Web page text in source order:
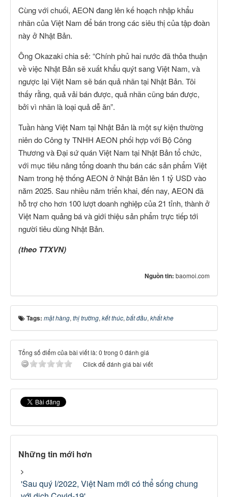
Cùng với chuối, AEON đang lên kế hoạch nhập khẩu
nhãn của Việt Nam để bán trong các siêu thị của tập đoàn
này ở Nhật Bản.
Ông Okazaki chia sẻ: “Chính phủ hai nước đã thỏa thuận
về việc Nhật Bản sẽ xuất khẩu quýt sang Việt Nam, và
ngược lại Việt Nam sẽ bán quả nhãn tại Nhật Bản. Tôi
thấy rằng, quả vải bán được, quả nhãn cũng bán được,
bởi vì nhãn là loại quả dễ ăn”.
Tuần hàng Việt Nam tại Nhật Bản là một sự kiện thường
niên do Công ty TNHH AEON phối hợp với Bộ Công
Thương và Đại sứ quán Việt Nam tại Nhật Bản tổ chức,
với mục tiêu nâng tổng doanh thu bán các sản phẩm Việt
Nam trong hệ thống AEON ở Nhật Bản lên 1 tỷ USD vào
năm 2025. Sau nhiều năm triển khai, đến nay, AEON đã
hỗ trợ cho hơn 100 lượt doanh nghiệp của 21 tỉnh, thành ở
Việt Nam quảng bá và giới thiệu sản phẩm trực tiếp tới
người tiêu dùng Nhật Bản.
(theo TTXVN)
Nguồn tin: baomoi.com
Tags: mặt hàng, thị trường, kết thúc, bắt đầu, khắt khe
Tổng số điểm của bài viết là: 0 trong 0 đánh giá
Click để đánh giá bài viết
Những tin mới hơn
'Sau quý I/2022, Việt Nam mới có thể sống chung